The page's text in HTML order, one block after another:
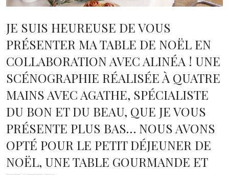
JE SUIS HEUREUSE DE VOUS
PRÉSENTER MA TABLE DE NOËL EN
COLLABORATION AVEC ALINÉA ! UNE
SCÉNOGRAPHIE RÉALISÉE À QUATRE
MAINS AVEC AGATHE, SPÉCIALISTE
DU BON ET DU BEAU, QUE JE VOUS
PRÉSENTE PLUS BAS… NOUS AVONS
OPTÉ POUR LE PETIT DÉJEUNER DE
NOËL, UNE TABLE GOURMANDE ET